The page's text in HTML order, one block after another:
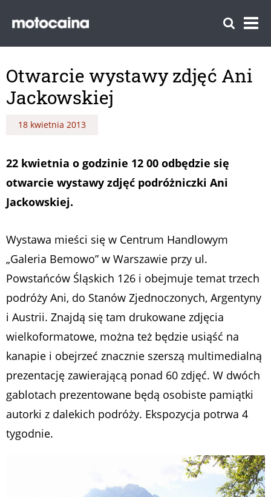
Otwarcie wystawy zdjęć Ani
Jackowskiej
18 kwietnia 2013
22 kwietnia o godzinie 12 00 odbędzie się
otwarcie wystawy zdjęć podróżniczki Ani
Jackowskiej.
Wystawa mieści się w Centrum Handlowym
„Galeria Bemowo” w Warszawie przy ul.
Powstańców Śląskich 126 i obejmuje temat trzech
podróży Ani, do Stanów Zjednoczonych, Argentyny
i Austrii. Znajdą się tam drukowane zdjęcia
wielkoformatowe, można też będzie usiąść na
kanapie i obejrzeć znacznie szerszą multimedialną
prezentację zawierającą ponad 60 zdjęć. W dwóch
gablotach prezentowane będą osobiste pamiątki
autorki z dalekich podróży. Ekspozycja potrwa 4
tygodnie.